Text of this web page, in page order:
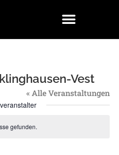
Vest
« Alle Veranstaltungen
gefunden.